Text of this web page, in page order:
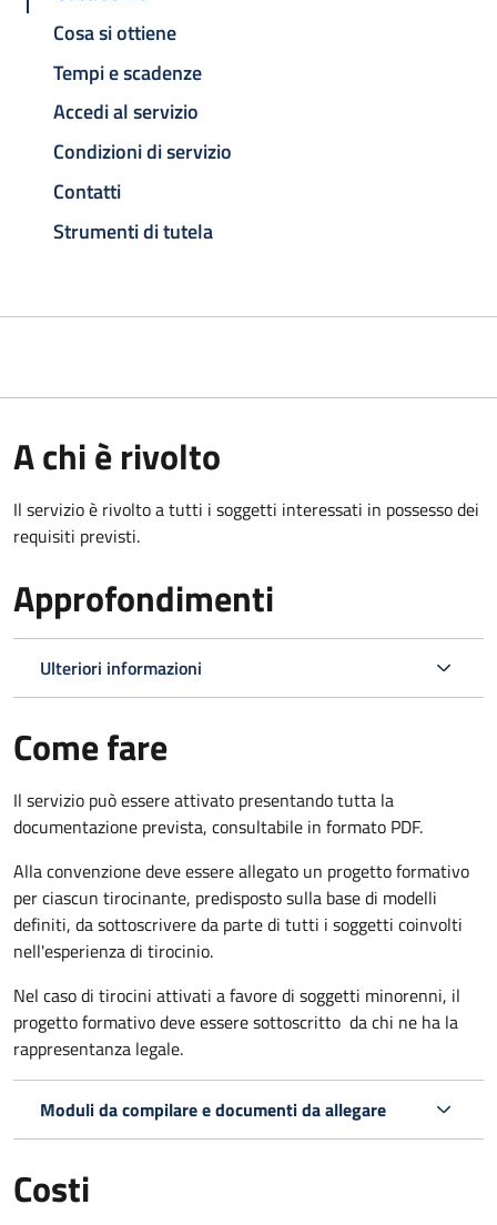
Cosa si ottiene
Tempi e scadenze
Accedi al servizio
Condizioni di servizio
Contatti
Strumenti di tutela
A chi è rivolto
Il servizio è rivolto a tutti i soggetti interessati in possesso dei
requisiti previsti.
Approfondimenti
Ulteriori informazioni
Come fare
Il servizio può essere attivato presentando tutta la
documentazione prevista, consultabile in formato PDF.
Alla convenzione deve essere allegato un progetto formativo
per ciascun tirocinante, predisposto sulla base di modelli
definiti, da sottoscrivere da parte di tutti i soggetti coinvolti
nell'esperienza di tirocinio.
Nel caso di tirocini attivati a favore di soggetti minorenni, il
progetto formativo deve essere sottoscritto da chi ne ha la
rappresentanza legale.
Moduli da compilare e documenti da allegare
Costi